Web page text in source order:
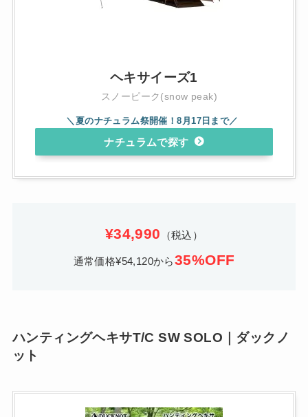
ヘキサイーズ1
スノーピーク(snow peak)
ナチュラム
¥34,990 （税込）
通常価格¥54,120から35%OFF
ハンティングヘキサT/C SW SOLO｜ダックノ
ット